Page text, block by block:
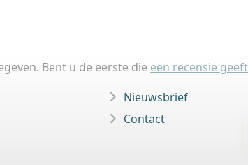
Bent u de eerste die een recensie geeft
Nieuwsbrief
Contact